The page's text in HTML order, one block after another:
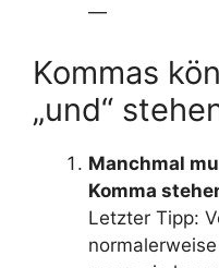
—
Kommas
„und“
Manchmal
Komma
Letzter Tipp: